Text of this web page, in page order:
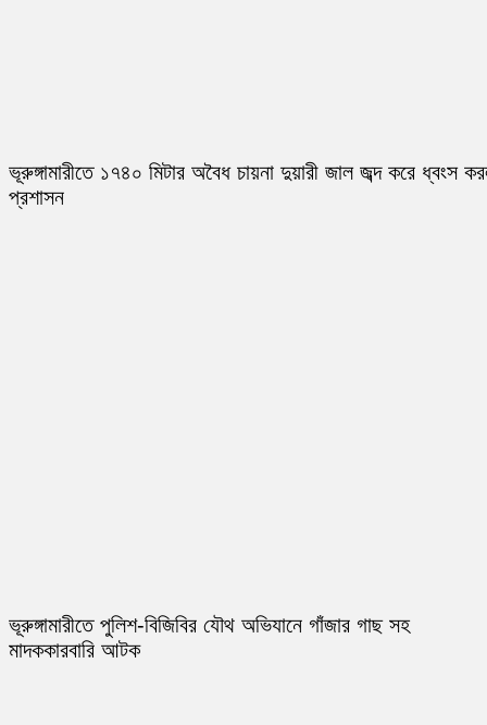
ভূরুঙ্গামারীতে ১৭৪০ মিটার অবৈধ চায়না দুয়ারী জাল জব্দ করে ধ্বংস
প্রশাসন
ভূরুঙ্গামারীতে পুলিশ-বিজিবির যৌথ অভিযানে গাঁজার গাছ সহ
মাদককারবারি আটক